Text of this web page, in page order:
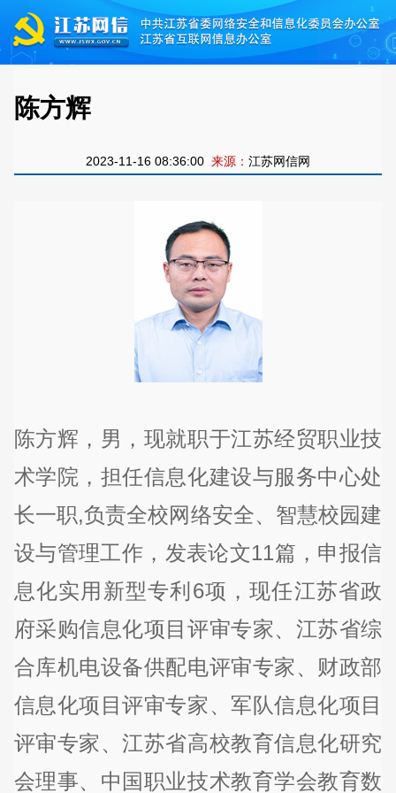
陈方辉
2023-11-16 08:36:00 来源： 江苏网信网
陈方辉，男，现就职于江苏经贸职业技
术学院，担任信息化建设与服务中心处
长一职,负责全校网络安全、智慧校园建
设与管理工作，发表论文11篇，申报信
息化实用新型专利6项，现任江苏省政
府采购信息化项目评审专家、江苏省综
合库机电设备供配电评审专家、财政部
信息化项目评审专家、军队信息化项目
评审专家、江苏省高校教育信息化研究
会理事、中国职业技术教育学会教育数